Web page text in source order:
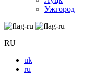
Ужгород
RU
uk
ru